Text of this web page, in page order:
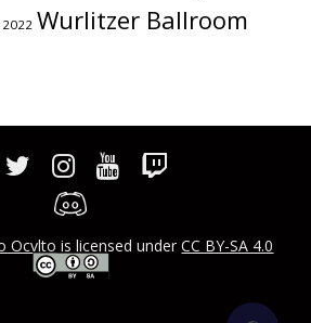
2022 Wurlitzer Ballroom
Ocvlto is licensed underCC BY-SA 4.0